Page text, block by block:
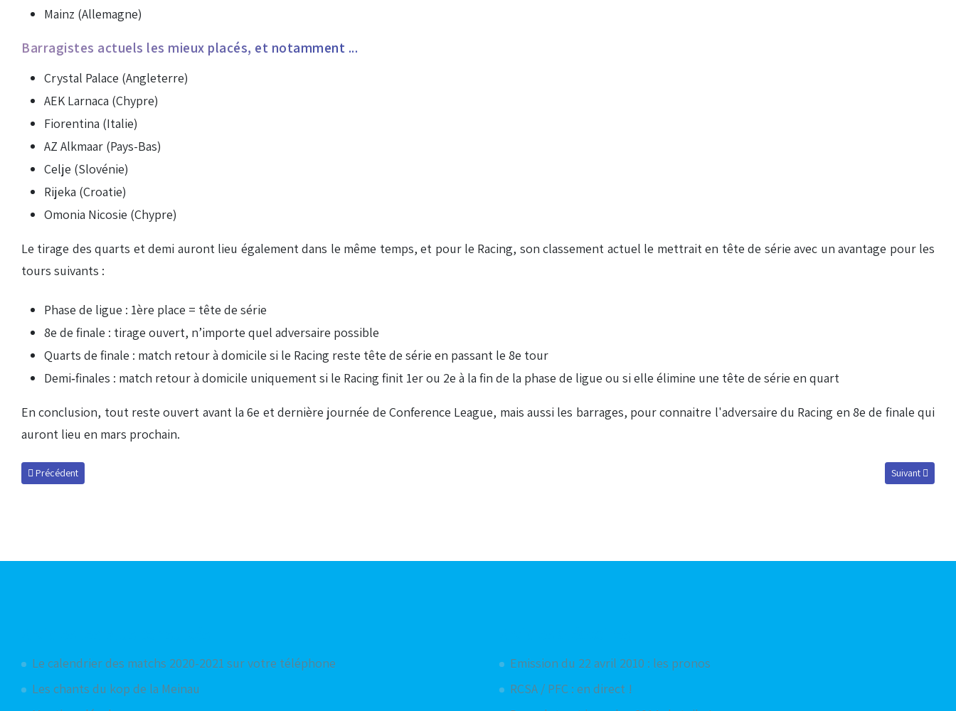
Mainz (Allemagne)
Barragistes actuels les mieux placés, et notamment ...
Crystal Palace (Angleterre)
AEK Larnaca (Chypre)
Fiorentina (Italie)
AZ Alkmaar (Pays-Bas)
Celje (Slovénie)
Rijeka (Croatie)
Omonia Nicosie (Chypre)
Le tirage des quarts et demi auront lieu également dans le même temps, et pour le Racing, son classement actuel le mettrait en tête de série avec un avantage pour les
tours suivants :
Phase de ligue : 1ère place = tête de série
8e de finale : tirage ouvert, n’importe quel adversaire possible
Quarts de finale : match retour à domicile si le Racing reste tête de série en passant le 8e tour
Demi‑finales : match retour à domicile uniquement si le Racing finit 1er ou 2e à la fin de la phase de ligue ou si elle élimine une tête de série en quart
En conclusion, tout reste ouvert avant la 6e et dernière journée de Conference League, mais aussi les barrages, pour connaitre l'adversaire du Racing en 8e de finale qui
auront lieu en mars prochain.
Article précédent : Présentation des adversaires potentiels en 8e de finale de Conference League
Précédent Article suivant
Suivant
Le calendrier des matchs 2020-2021 sur votre téléphone
Les chants du kop de la Meinau
Emission du 22 avril 2010 : les pronos
RCSA / PFC : en direct !